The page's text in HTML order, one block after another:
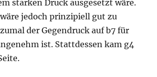
starken Druck ausgesetzt wäre.
jedoch prinzipiell gut zu
der Gegendruck auf b7 für
ist. Stattdessen kam g4